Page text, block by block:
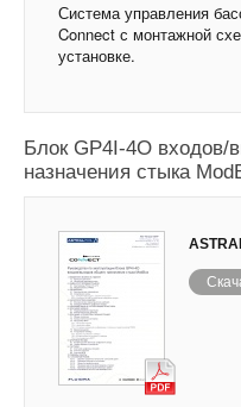
Система управления
Connect с монтажной
установке.
Блок GP4I-4O входов/
назначения стыка